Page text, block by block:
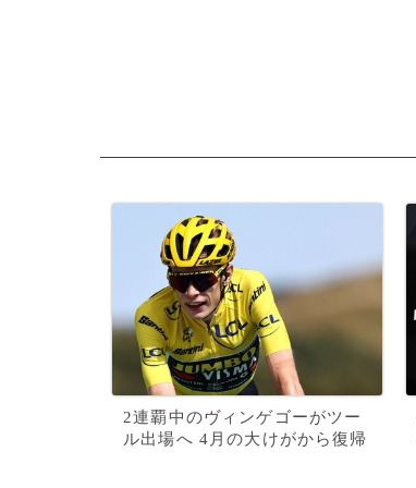
2連覇中のヴィンゲゴーがツー
ル出場へ 4月の大けがから復帰